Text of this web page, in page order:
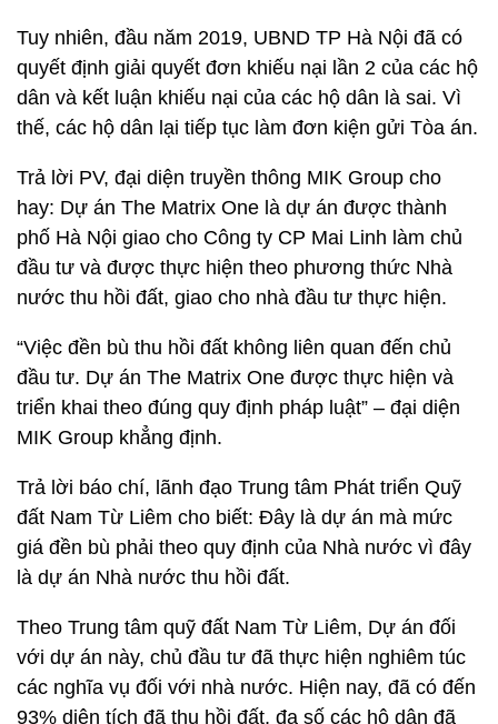
Tuy nhiên, đầu năm 2019, UBND TP Hà Nội đã có
quyết định giải quyết đơn khiếu nại lần 2 của các hộ
dân và kết luận khiếu nại của các hộ dân là sai. Vì
thế, các hộ dân lại tiếp tục làm đơn kiện gửi Tòa án.
Trả lời PV, đại diện truyền thông MIK Group cho
hay: Dự án The Matrix One là dự án được thành
phố Hà Nội giao cho Công ty CP Mai Linh làm chủ
đầu tư và được thực hiện theo phương thức Nhà
nước thu hồi đất, giao cho nhà đầu tư thực hiện.
“Việc đền bù thu hồi đất không liên quan đến chủ
đầu tư. Dự án The Matrix One được thực hiện và
triển khai theo đúng quy định pháp luật” – đại diện
MIK Group khẳng định.
Trả lời báo chí, lãnh đạo Trung tâm Phát triển Quỹ
đất Nam Từ Liêm cho biết: Đây là dự án mà mức
giá đền bù phải theo quy định của Nhà nước vì đây
là dự án Nhà nước thu hồi đất.
Theo Trung tâm quỹ đất Nam Từ Liêm, Dự án đối
với dự án này, chủ đầu tư đã thực hiện nghiêm túc
các nghĩa vụ đối với nhà nước. Hiện nay, đã có đến
93% diện tích đã thu hồi đất, đa số các hộ dân đã